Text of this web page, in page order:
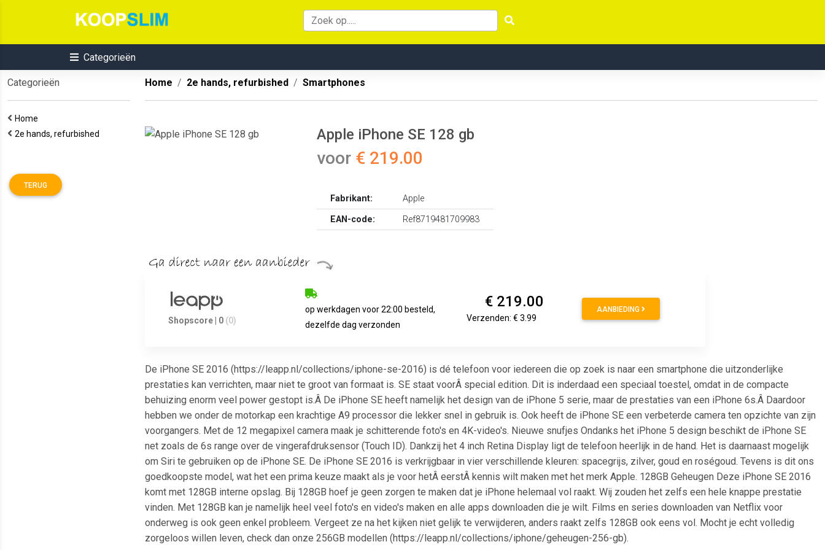
Categorieën
Categorieën
Home
2e hands, refurbished
TERUG
Home 2e hands, refurbished Smartphones
Apple iPhone SE 128 gb
voor € 219.00
Fabrikant:
Apple
EAN-code:
Ref8719481709983
Shopscore | 0 (0)
op werkdagen voor 22:00 besteld,
dezelfde dag verzonden
€ 219.00
Verzenden: € 3.99
AANBIEDING
De iPhone SE 2016 (https://leapp.nl/collections/iphone-se-2016) is dé telefoon voor iedereen die op zoek is naar een smartphone die uitzonderlijke
prestaties kan verrichten, maar niet te groot van formaat is. SE staat voorÂ special edition. Dit is inderdaad een speciaal toestel, omdat in de compacte
behuizing enorm veel power gestopt is.Â De iPhone SE heeft namelijk het design van de iPhone 5 serie, maar de prestaties van een iPhone 6s.Â Daardoor
hebben we onder de motorkap een krachtige A9 processor die lekker snel in gebruik is. Ook heeft de iPhone SE een verbeterde camera ten opzichte van zijn
voorgangers. Met de 12 megapixel camera maak je schitterende foto's en 4K-video's. Nieuwe snufjes Ondanks het iPhone 5 design beschikt de iPhone SE
net zoals de 6s range over de vingerafdruksensor (Touch ID). Dankzij het 4 inch Retina Display ligt de telefoon heerlijk in de hand. Het is daarnaast mogelijk
om Siri te gebruiken op de iPhone SE. De iPhone SE 2016 is verkrijgbaar in vier verschillende kleuren: spacegrijs, zilver, goud en roségoud. Tevens is dit ons
goedkoopste model, wat het een prima keuze maakt als je voor hetÂ eerstÂ kennis wilt maken met het merk Apple. 128GB Geheugen Deze iPhone SE 2016
komt met 128GB interne opslag. Bij 128GB hoef je geen zorgen te maken dat je iPhone helemaal vol raakt. Wij zouden het zelfs een hele knappe prestatie
vinden. Met 128GB kan je namelijk heel veel foto's en video's maken en alle apps downloaden die je wilt. Films en series downloaden van Netflix voor
onderweg is ook geen enkel probleem. Vergeet ze na het kijken niet gelijk te verwijderen, anders raakt zelfs 128GB ook eens vol. Mocht je echt volledig
zorgeloos willen leven, check dan onze 256GB modellen (https://leapp.nl/collections/iphone/geheugen-256-gb).